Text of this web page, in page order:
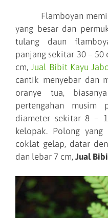
Flamboyan
yang besar dan
tulang daun
panjang sekitar 30 – 50
cm, Jual Bibit Kayu
cantik menyebar dan
oranye tua,
pertengahan musim
diameter sekitar 8 –
kelopak. Polong
coklat gelap, datar
dan lebar 7 cm, Jual